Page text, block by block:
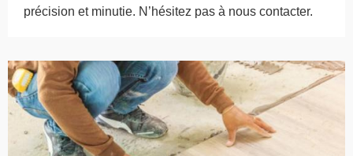
précision et minutie. N’hésitez pas à nous contacter.